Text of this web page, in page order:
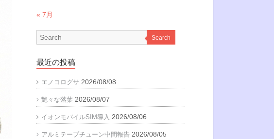
« 7月
Search
最近の投稿
エノコログサ 2026/08/08
艶々な落葉 2026/08/07
イオンモバイルSIM導入 2026/08/06
アルミテープチューン中間報告 2026/08/05